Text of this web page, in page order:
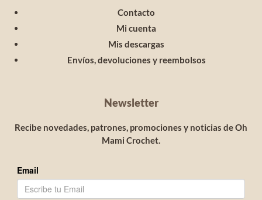
Contacto
Mi cuenta
Mis descargas
Envíos, devoluciones y reembolsos
Newsletter
Recibe novedades, patrones, promociones y noticias de Oh
Mami Crochet.